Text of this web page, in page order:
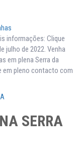
informações: Clique
julho de 2022. Venha
em plena Serra da
em pleno contacto com
SERRA